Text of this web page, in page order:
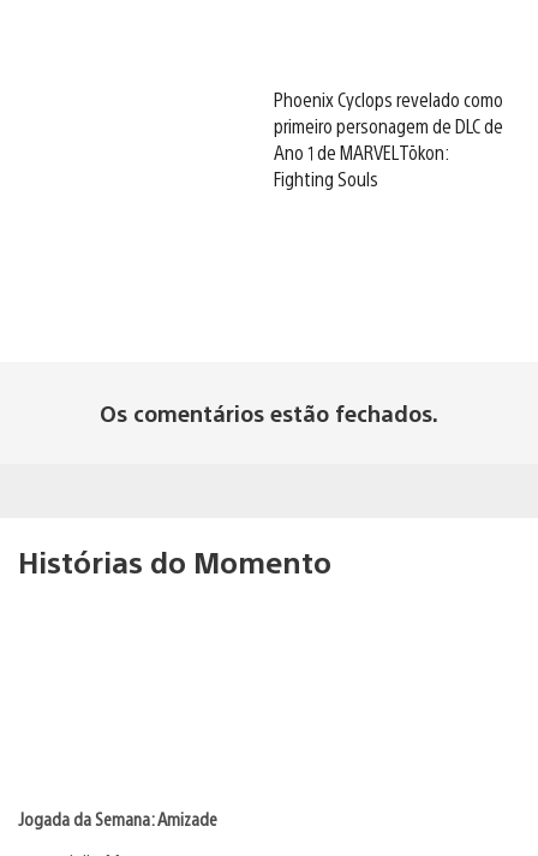
Phoenix Cyclops revelado como
primeiro personagem de DLC de
Ano 1 de MARVEL Tōkon:
Fighting Souls
Os comentários estão fechados.
Histórias do Momento
Jogada da Semana: Amizade